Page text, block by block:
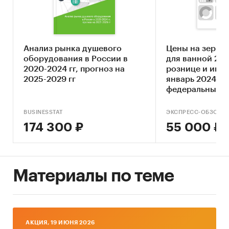
привлекательности рынка душевых кабин
Составление прогноза развития рынка до
Основные блоки исследования:
Обзор российского рынка душевых кабин
Конкурентный анализ на рынке душевых
Анализ производства душевых кабин
Анализ потребления душевых кабин
Оценка факторов инвестиционной
привлекательности рынка
Анализ рынка душевого
оборудования в России в
2020-2024 гг, прогноз на
2025-2029 гг
BUSINESSTAT
174 300 ₽
Цены на
для ванной
рознице и
январь 2024.
федеральные
ЭКСПРЕСС-ОБЗОР
55 000 ₽
Материалы по теме
AКЦИЯ, 19 ИЮНЯ 2026